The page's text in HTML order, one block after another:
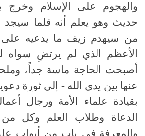
والهجوم على الإسلام وخرج
حديث وهو يعلم أنه قلما سيجد
من سيهدم زيف ما يدعيه على
الأعظم الذي لم يرتضِ سواه
أصبحت الحاجة ماسة جداً،
عنها بين يدي الله - إلى ثورة
بقيادة علماء الأمة ورجال
الدعاة وطلاب العلم وكل من
والمعرفة في باب من أبواب